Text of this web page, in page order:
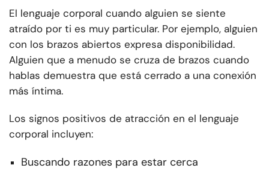
El lenguaje corporal cuando alguien se siente
atraído por ti es muy particular. Por ejemplo, alguien
con los brazos abiertos expresa disponibilidad.
Alguien que a menudo se cruza de brazos cuando
hablas demuestra que está cerrado a una conexión
más íntima.
Los signos positivos de atracción en el lenguaje
corporal incluyen:
Buscando razones para estar cerca